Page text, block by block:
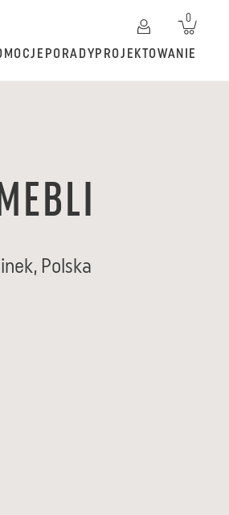
0
PORADYPROJEKTOWANIE
, Polska